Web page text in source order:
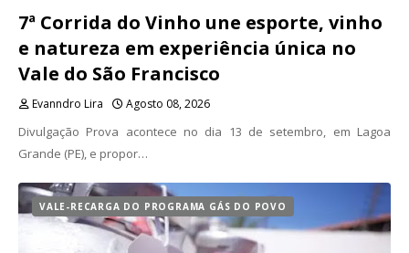
7ª Corrida do Vinho une esporte, vinho
e natureza em experiência única no
Vale do São Francisco
Evanndro Lira Agosto 08, 2026
Divulgação Prova acontece no dia 13 de setembro, em Lagoa
Grande (PE), e propor…
VALE-RECARGA DO PROGRAMA GÁS DO POVO